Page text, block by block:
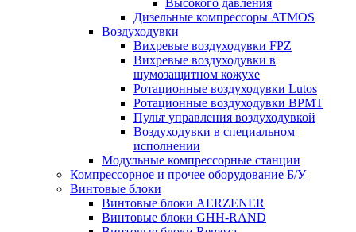
Высокого давления
Дизельные компрессоры ATMOS
Воздуходувки
Вихревые воздуходувки FPZ
Вихревые воздуходувки в
шумозащитном кожухе
Ротационные воздуходувки Lutos
Ротационные воздуходувки ВРМТ
Пульт управления воздуходувкой
Воздуходувки в специальном
исполнении
Модульные компрессорные станции
Компрессорное и прочее оборудование Б/У
Винтовые блоки
Винтовые блоки AERZENER
Винтовые блоки GHH-RAND